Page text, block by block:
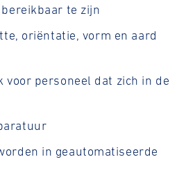
te zijn
oriëntatie, vorm en aard
voor personeel dat zich in de
in geautomatiseerde